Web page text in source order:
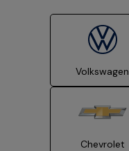
Volkswagen
Chevrolet